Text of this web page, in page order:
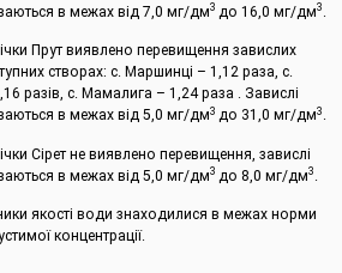
в межах від 7,0 мг/дм3 до 16,0 мг/дм3 .
Прут виявлено перевищення завислих
створах: с. Маршинці – 1,12 раза, с.
разів, с. Мамалига – 1,24 раза . Завислі
в межах від 5,0 мг/дм3 до 31,0 мг/дм3 .
Сірет не виявлено перевищення, завислі
в межах від 5,0 мг/дм3 до 8,0 мг/дм3
якості води знаходилися в межах норми
концентрації.